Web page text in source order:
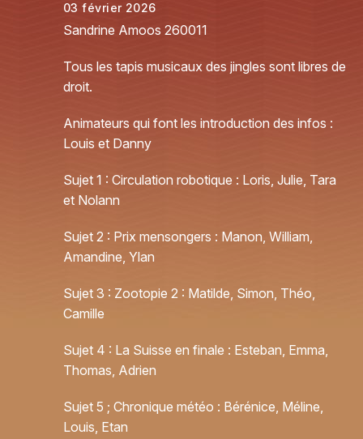
03 février 2026
Sandrine Amoos 260011
Tous les tapis musicaux des jingles sont libres de
droit.
Animateurs qui font les introduction des infos :
Louis et Danny
Sujet 1 : Circulation robotique : Loris, Julie, Tara
et Nolann
Sujet 2 : Prix mensongers : Manon, William,
Amandine, Ylan
Sujet 3 : Zootopie 2 : Matilde, Simon, Théo,
Camille
Sujet 4 : La Suisse en finale : Esteban, Emma,
Thomas, Adrien
Sujet 5 ; Chronique météo : Bérénice, Méline,
Louis, Etan